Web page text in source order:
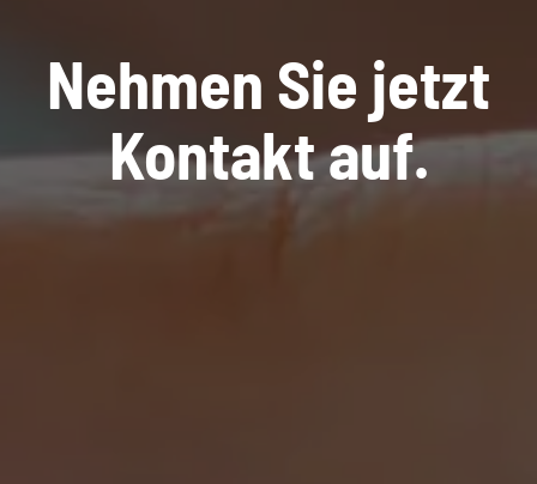
Nehmen Sie jetzt
Kontakt auf.